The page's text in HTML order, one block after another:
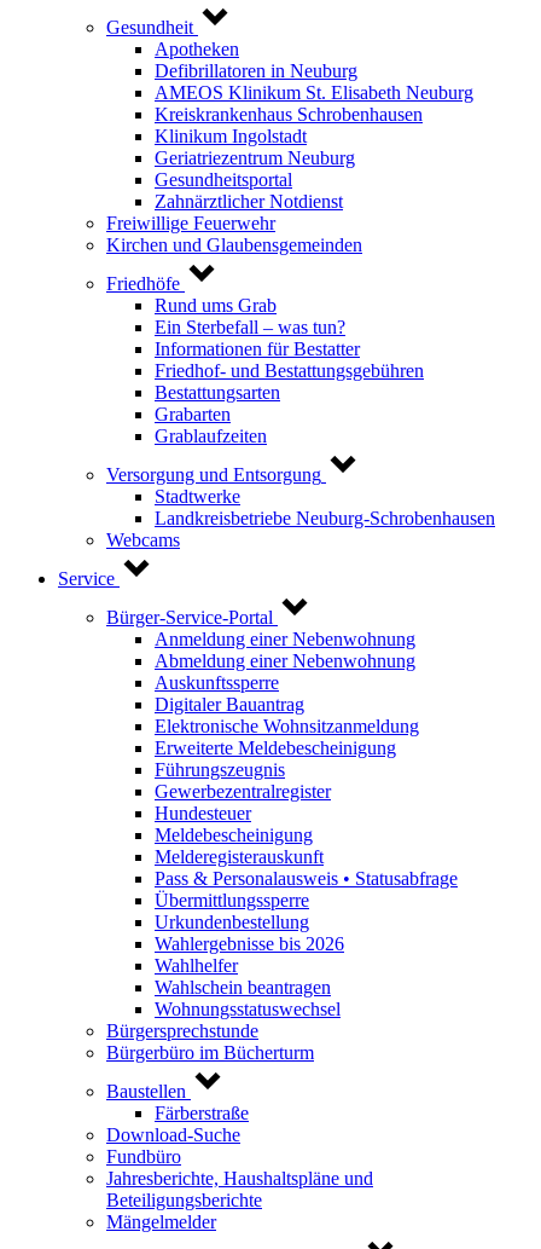
Gesundheit
Apotheken
Defibrillatoren in Neuburg
AMEOS Klinikum St. Elisabeth Neuburg
Kreiskrankenhaus Schrobenhausen
Klinikum Ingolstadt
Geriatriezentrum Neuburg
Gesundheitsportal
Zahnärztlicher Notdienst
Freiwillige Feuerwehr
Kirchen und Glaubensgemeinden
Friedhöfe
Rund ums Grab
Ein Sterbefall – was tun?
Informationen für Bestatter
Friedhof- und Bestattungsgebühren
Bestattungsarten
Grabarten
Grablaufzeiten
Versorgung und Entsorgung
Stadtwerke
Landkreisbetriebe Neuburg-Schrobenhausen
Webcams
Service
Bürger-Service-Portal
Anmeldung einer Nebenwohnung
Abmeldung einer Nebenwohnung
Auskunftssperre
Digitaler Bauantrag
Elektronische Wohnsitzanmeldung
Erweiterte Meldebescheinigung
Führungszeugnis
Gewerbezentralregister
Hundesteuer
Meldebescheinigung
Melderegisterauskunft
Pass & Personalausweis • Statusabfrage
Übermittlungssperre
Urkundenbestellung
Wahlergebnisse bis 2026
Wahlhelfer
Wahlschein beantragen
Wohnungsstatuswechsel
Bürgersprechstunde
Bürgerbüro im Bücherturm
Baustellen
Färberstraße
Download-Suche
Fundbüro
Jahresberichte, Haushaltspläne und
Beteiligungsberichte
Mängelmelder